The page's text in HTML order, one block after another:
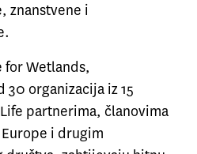
znanstvene i
for Wetlands,
30 organizacija iz 15
partnerima, članovima
i drugim